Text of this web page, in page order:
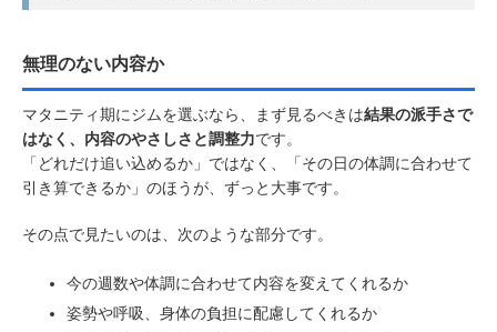
無理のない内容か
マタニティ期にジムを選ぶなら、まず見るべきは結果の派手さで
はなく、内容のやさしさと調整力です。
「どれだけ追い込めるか」ではなく、「その日の体調に合わせて
引き算できるか」のほうが、ずっと大事です。
その点で見たいのは、次のような部分です。
今の週数や体調に合わせて内容を変えてくれるか
姿勢や呼吸、身体の負担に配慮してくれるか